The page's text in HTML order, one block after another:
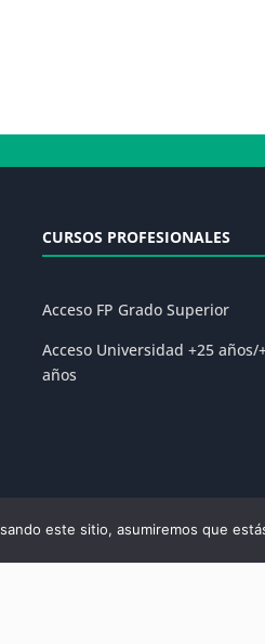
CURSOS PROFESIONALES
Acceso FP Grado Superior
Acceso Universidad +25 años/
años
este sitio, asumiremos que